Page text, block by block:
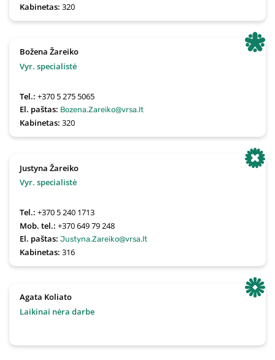
Kabinetas:320
Božena Žareiko
Vyr. specialistė
Tel.:+370 5 275 5065
El. paštas: Bozena.Zareiko@vrsa.lt
Kabinetas:320
Justyna Žareiko
Vyr. specialistė
Tel.:+370 5 240 1713
Mob. tel.:+370 649 79 248
El. paštas:Justyna.Zareiko@vrsa.lt
Kabinetas:316
Agata Koliato
Laikinai nėra darbe